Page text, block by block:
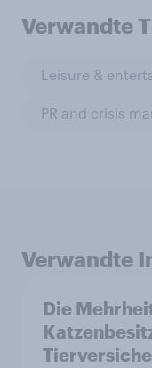
Verwandte
Leisure &
PR and crisis
Verwandte
Die